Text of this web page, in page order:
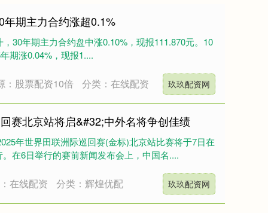
期主力合约涨超0.1%
30年期主力合约盘中涨0.10%，现报111.870元。10
期涨0.04%，现报1....
：股票配资10倍 分类：在线配资 玖玖配资网
赛北京站将启&#32;中外名将争创佳绩
年世界田联洲际巡回赛(金标)北京站比赛将于7日在
在6日举行的赛前新闻发布会上，中国名....
在线配资 分类：辉煌优配 玖玖配资网